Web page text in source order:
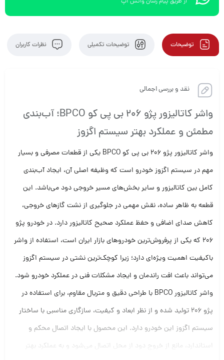
توضیحات توضیحات تکمیلی نظرات کاربران
نقد و بررسی اجمالی
واشر کاتالیزور پژو 206 بی پی کو BPCO؛ آب‌بندی
مطمئن و عملکرد بهتر سیستم اگزوز
واشر کاتالیزور پژو 206 بی پی کو BPCO یکی از قطعات مصرفی و بسیار
مهم در سیستم اگزوز خودرو است که وظیفه اصلی آن، ایجاد آب‌بندی
کامل بین کاتالیزور و سایر بخش‌های مسیر خروجی دود می‌باشد. این
قطعه به ظاهر ساده، نقش مهمی در جلوگیری از نشت گازهای خروجی،
کاهش صدای اضافی و حفظ عملکرد صحیح کاتالیزور دارد. در خودرو پژو
206 که یکی از پرفروش‌ترین خودروهای بازار ایران است، استفاده از واشر
باکیفیت اهمیت ویژه‌ای دارد؛ زیرا کوچک‌ترین نشتی در سیستم اگزوز
می‌تواند باعث افت راندمان و ایجاد مشکلات فنی در عملکرد خودرو شود.
واشر کاتالیزور BPCO با طراحی دقیق و متریال مقاوم، برای استفاده در
پژو 206 تولید شده و از نظر ابعاد و کیفیت، سازگاری مناسبی با ساختار
سیستم اگزوز این خودرو دارد. این محصول با ایجاد اتصال محکم و
استاندارد، مانع از خروج دود از محل اتصال می‌شود و به عملکرد بهتر